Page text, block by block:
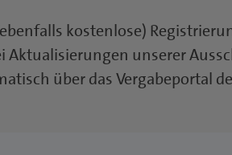
kostenlose)
Aktualisierungen unserer
über das Vergabeportal